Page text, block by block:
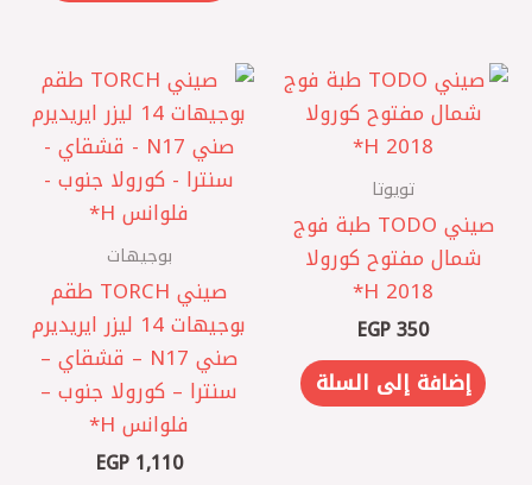
تويوتا
صيني TODO طبة فوج
شمال مفتوح كورولا
2018 ‏H*
EGP350
إضافة إلى السلة
بوجيهات
صيني TORCH طقم
بوجيهات 14 ليزر ايريديرم
صني N17 – قشقاي –
سنترا – كورولا جنوب –
فلوانس H*
EGP1,110